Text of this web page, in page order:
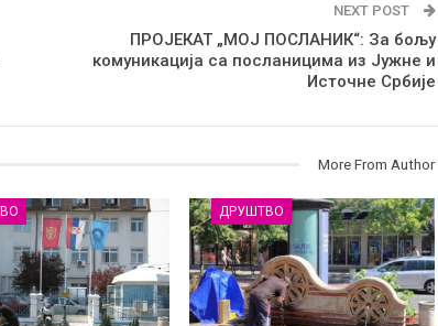
NEXT POST
ПРОЈЕКАТ „МОЈ ПОСЛАНИК“: За бољу
комуникација са посланицима из Јужне и
Источне Србије
More From Author
ДРУШТВО